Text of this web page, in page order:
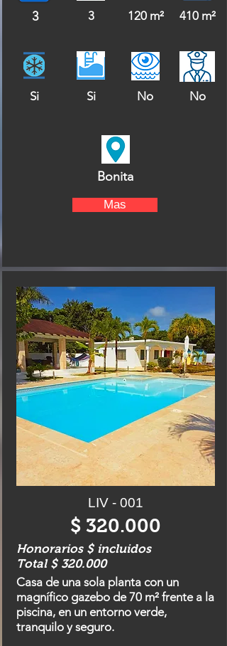
3 3 120 m² 410 m²
Si Si No No
Bonita
Mas
LIV - 001
$ 320.000
Honorarios $ incluidos
Total $ 320.000
Casa de una sola planta con un
magnífico gazebo de 70 m² frente a la
piscina, en un entorno verde,
tranquilo y seguro.